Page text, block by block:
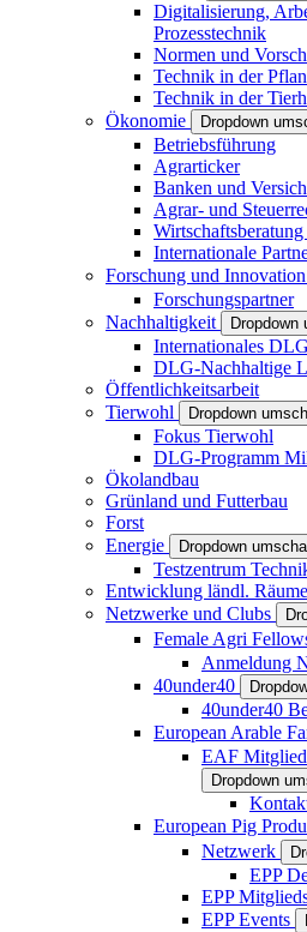
Digitalisierung,
Prozesstechnik
Normen und
Technik in der
Technik in der
Ökonomie
Dropdown
Betriebsführung
Agrarticker
Banken und
Agrar- und
Internationale
Forschung und Innovation
Forschungspartner
Nachhaltigkeit
Dropdown
Internationales
DLG-Nachhaltige
Öffentlichkeitsarbeit
Tierwohl
Dropdown
Fokus Tierwohl
DLG-Programm
Ökolandbau
Grünland und Futterbau
Forst
Energie
Dropdown
Testzentrum
Entwicklung ländl. Räume
Netzwerke und Clubs
Female Agri
Anmeldung
40under40
40under40
European Arable
EAF
Dropdown
European Pig
Netzwerk
EPP
EPP
EPP Events